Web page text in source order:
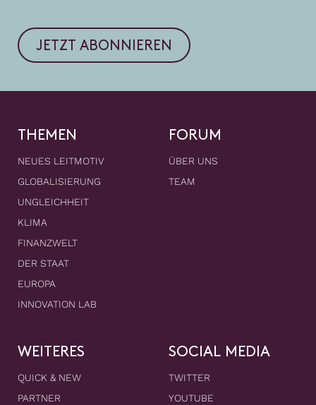
JETZT ABONNIEREN
THEMEN
NEUES LEITMOTIV
GLOBALISIERUNG
UNGLEICHHEIT
KLIMA
FINANZWELT
DER STAAT
EUROPA
INNOVATION LAB
FORUM
ÜBER UNS
TEAM
WEITERES
QUICK & NEW
PARTNER
SOCIAL MEDIA
TWITTER
YOUTUBE